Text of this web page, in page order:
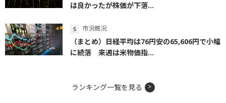
は良かったが株価が下落...
市況概況
（まとめ）日経平均は76円安の65,606円で小幅
に続落 来週は米物価指...
ランキング一覧を見る